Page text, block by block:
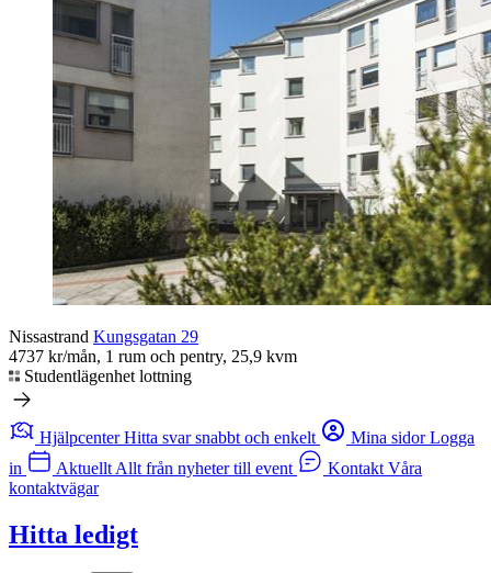
Nissastrand Kungsgatan 29
4737 kr/mån, 1 rum och pentry, 25,9 kvm
Studentlägenhet lottning
Hjälpcenter Hitta svar snabbt och enkelt Mina sidor Logga
in
Aktuellt Allt från nyheter till event Kontakt Våra
kontaktvägar
Hitta ledigt